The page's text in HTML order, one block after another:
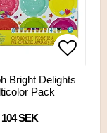
Lägg
Lägg
Bright Delights
Pack
104 SEK